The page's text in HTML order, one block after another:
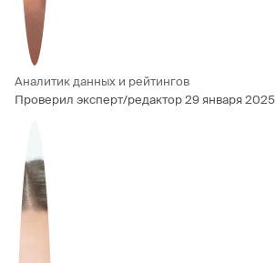
Аналитик данных и рейтингов
Проверил эксперт/редактор29 января 2025